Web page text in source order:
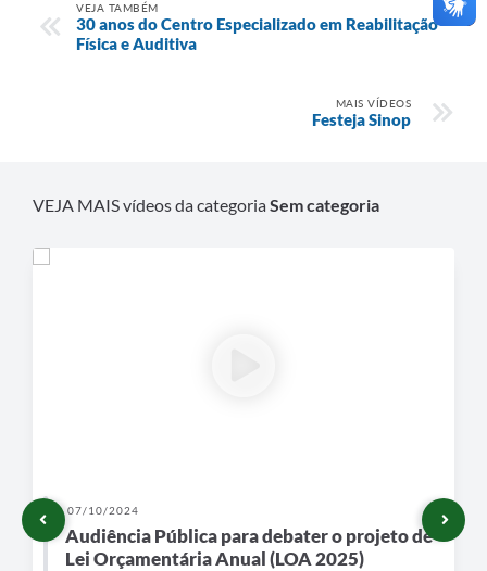
VEJA TAMBÉM
30 anos do Centro Especializado em Reabilitação
Física e Auditiva
MAIS VÍDEOS
Festeja Sinop
VEJA MAIS vídeos da categoriaSem categoria
07/10/2024
Audiência Pública para debater o projeto de
Lei Orçamentária Anual (LOA 2025)